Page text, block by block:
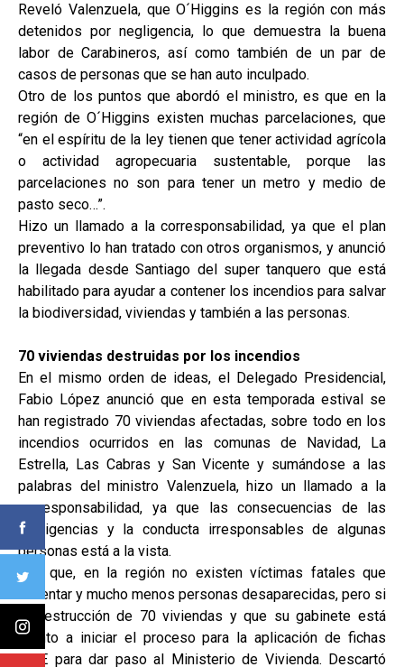
Reveló Valenzuela, que O´Higgins es la región con más
detenidos por negligencia, lo que demuestra la buena
labor de Carabineros, así como también de un par de
casos de personas que se han auto inculpado.
Otro de los puntos que abordó el ministro, es que en la
región de O´Higgins existen muchas parcelaciones, que
“en el espíritu de la ley tienen que tener actividad agrícola
o actividad agropecuaria sustentable, porque las
parcelaciones no son para tener un metro y medio de
pasto seco…”.
Hizo un llamado a la corresponsabilidad, ya que el plan
preventivo lo han tratado con otros organismos, y anunció
la llegada desde Santiago del super tanquero que está
habilitado para ayudar a contener los incendios para salvar
la biodiversidad, viviendas y también a las personas.
70 viviendas destruidas por los incendios
En el mismo orden de ideas, el Delegado Presidencial,
Fabio López anunció que en esta temporada estival se
han registrado 70 viviendas afectadas, sobre todo en los
incendios ocurridos en las comunas de Navidad, La
Estrella, Las Cabras y San Vicente y sumándose a las
palabras del ministro Valenzuela, hizo un llamado a la
corresponsabilidad, ya que las consecuencias de las
negligencias y la conducta irresponsables de algunas
personas está a la vista.
Dijo que, en la región no existen víctimas fatales que
lamentar y mucho menos personas desaparecidas, pero si
la destrucción de 70 viviendas y que su gabinete está
pronto a iniciar el proceso para la aplicación de fichas
FIBE para dar paso al Ministerio de Vivienda. Descartó